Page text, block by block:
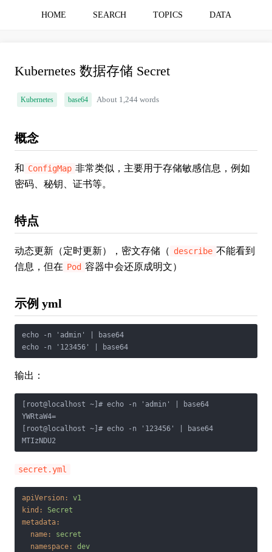
HOME SEARCH TOPICS DATA
Kubernetes 数据存储 Secret
Kubernetes base64 About 1,244 words
概念
和 ConfigMap 非常类似，主要用于存储敏感信息，例如
密码、秘钥、证书等。
特点
动态更新（定时更新），密文存储（ describe 不能看到
信息，但在 Pod 容器中会还原成明文）
示例 yml
echo -n 'admin' | base64
echo -n '123456' | base64
输出：
[root@localhost ~]# echo -n 'admin' | base64
YWRtaW4=
[root@localhost ~]# echo -n '123456' | base64
MTIzNDU2
secret.yml
apiVersion:
v1
kind:
Secret
metadata:
name:
secret
namespace:
dev